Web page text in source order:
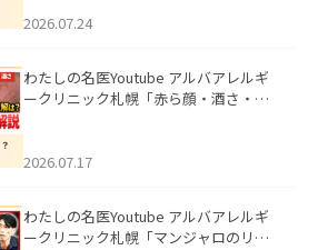
た。
2026.07.24
わたしの名医Youtube アルバアレルギ
ークリニック札幌「赤ら顔・酒さ・ニ
した。
2026.07.17
わたしの名医Youtube アルバアレルギ
ークリニック札幌「マンジャロのリア